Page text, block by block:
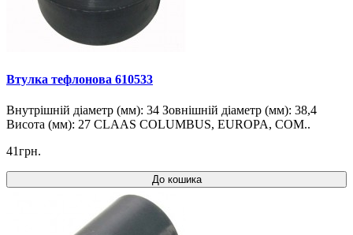
Втулка тефлонова 610533
Внутрішній діаметр (мм): 34 Зовнішній діаметр (мм): 38,4
Висота (мм): 27 CLAAS COLUMBUS, EUROPA, COM..
41грн.
До кошика